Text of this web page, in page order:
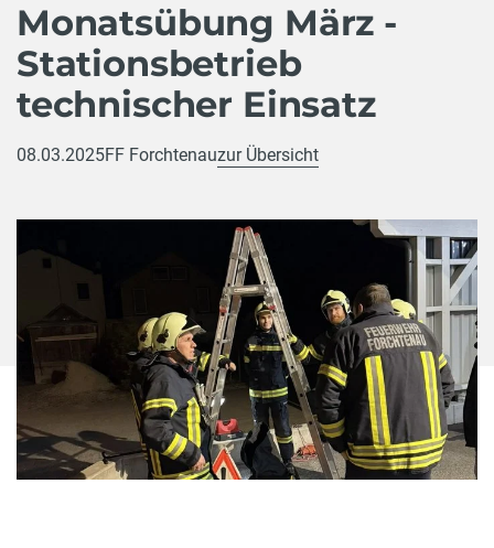
Monatsübung März -
Stationsbetrieb
technischer Einsatz
08.03.2025FF Forchtenauzur Übersicht